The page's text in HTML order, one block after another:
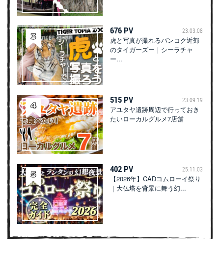
676 PV 23.03.08
虎と写真が撮れるバンコク近郊
のタイガーズー｜シーラチャ
ー...
515 PV 23.09.19
アユタヤ遺跡周辺で行っておき
たいローカルグルメ7店舗
402 PV 25.11.03
【2026年】CADコムローイ祭り
｜大仏塔を背景に舞う幻...